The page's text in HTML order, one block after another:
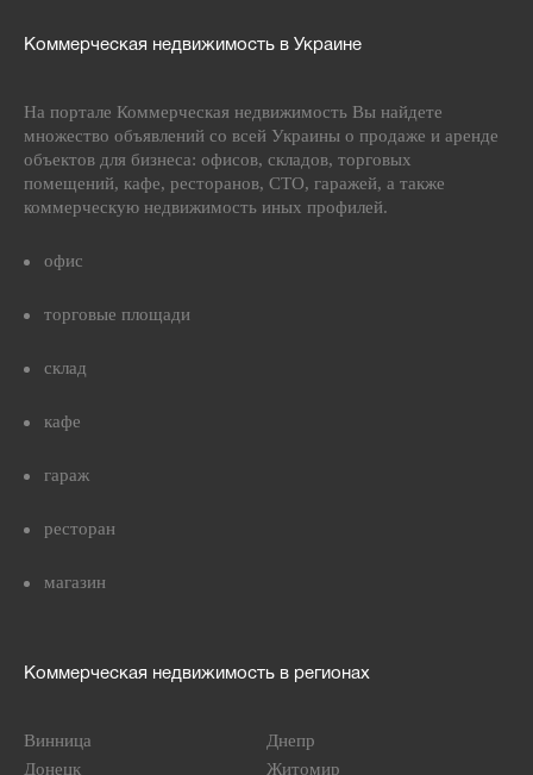
Коммерческая недвижимость в Украине
На портале Коммерческая недвижимость Вы найдете
множество объявлений со всей Украины о продаже и аренде
объектов для бизнеса: офисов, складов, торговых
помещений, кафе, ресторанов, СТО, гаражей, а также
коммерческую недвижимость иных профилей.
офис
торговые площади
склад
кафе
гараж
ресторан
магазин
Коммерческая недвижимость в регионах
Винница
Днепр
Донецк
Житомир